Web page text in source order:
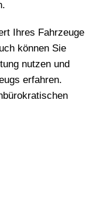
Ihres Fahrzeuge
können Sie
nutzen und
erfahren.